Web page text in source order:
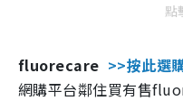
點
fluorecare >>按此選
網購平台鄰住買有售